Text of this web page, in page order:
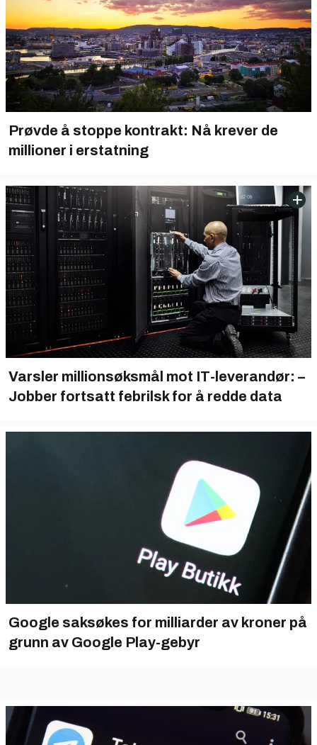
Prøvde å stoppe kontrakt: Nå krever de
millioner i erstatning
Varsler millionsøksmål mot IT-leverandør: –
Jobber fortsatt febrilsk for å redde data
Google saksøkes for milliarder av kroner på
grunn av Google Play-gebyr